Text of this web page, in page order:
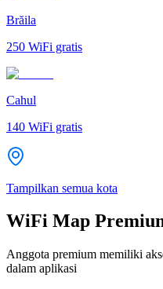
Brăila
250 WiFi gratis
Cahul
140 WiFi gratis
Tampilkan semua kota
WiFi Map
Anggota premium memiliki
dalam aplikasi